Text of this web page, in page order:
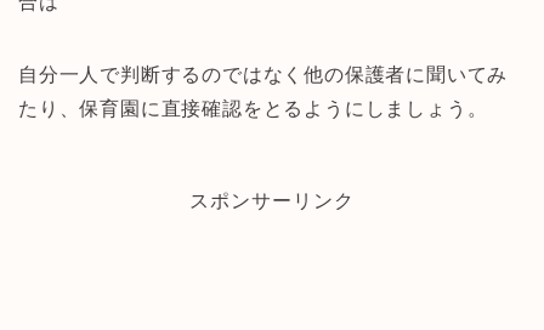
自分一人で判断するのではなく他の保護者に聞いてみ
たり、保育園に直接確認をとるようにしましょう。
スポンサーリンク